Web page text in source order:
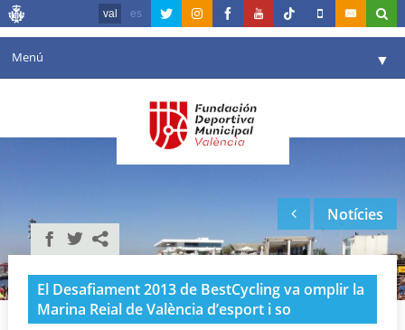
val es
Menú ▼
Agenda
Comunicació ▼
València en esport
Portal de Transparència
Notícies
El Desafiament 2013 de BestCycling va omplir la
Marina Reial de València d’esport i so